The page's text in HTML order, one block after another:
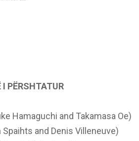
I PËRSHTATUR
Hamaguchi and Takamasa Oe)
Spaihts and Denis Villeneuve)